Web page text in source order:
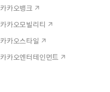
카카오뱅크
카카오모빌리티
카카오스타일
카카오엔터테인먼트